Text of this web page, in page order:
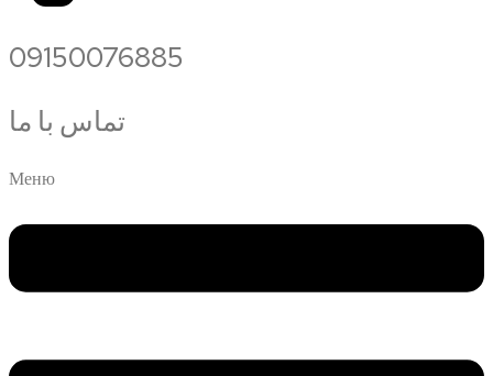
09150076885
تماس با ما
Меню